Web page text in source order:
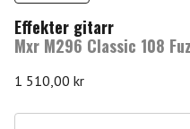
Effekter gitarr
Mxr M296 Classic 108
1 510,00 kr